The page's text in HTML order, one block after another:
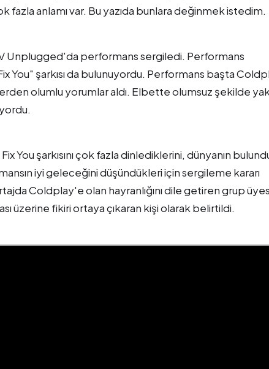
fazla anlamı var. Bu yazıda bunlara değinmek istedim.
Unplugged'da performans sergiledi. Performans
You" şarkısı da bulunuyordu. Performans başta
olumlu yorumlar aldı. Elbette olumsuz şekilde
şarkısını çok fazla dinlediklerini, dünyanın
iyi geleceğini düşündükleri için sergileme kararı
Coldplay'e olan hayranlığını dile getiren grup
üzerine fikiri ortaya çıkaran kişi olarak belirtildi.